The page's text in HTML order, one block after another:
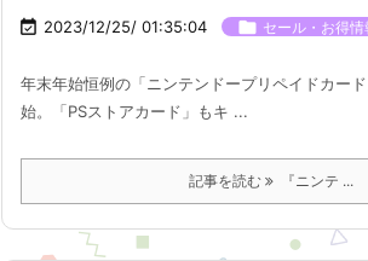
 2023/12/25/ 01:35:04  セール・お得情
年末年始恒例の「ニンテンドープリペイドカー
始。「PSストアカード」もキ ...
記事を読む 『ニンテ ...